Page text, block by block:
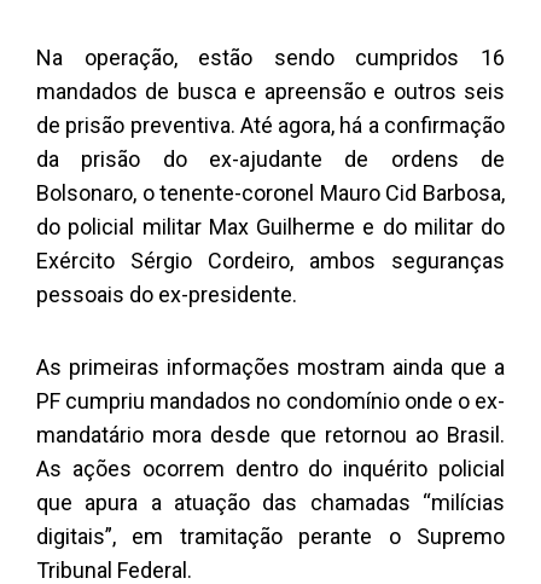
Na operação, estão sendo cumpridos 16
mandados de busca e apreensão e outros seis
de prisão preventiva. Até agora, há a confirmação
da prisão do ex-ajudante de ordens de
Bolsonaro, o tenente-coronel Mauro Cid Barbosa,
do policial militar Max Guilherme e do militar do
Exército Sérgio Cordeiro, ambos seguranças
pessoais do ex-presidente.
As primeiras informações mostram ainda que a
PF cumpriu mandados no condomínio onde o ex-
mandatário mora desde que retornou ao Brasil.
As ações ocorrem dentro do inquérito policial
que apura a atuação das chamadas “milícias
digitais”, em tramitação perante o Supremo
Tribunal Federal.